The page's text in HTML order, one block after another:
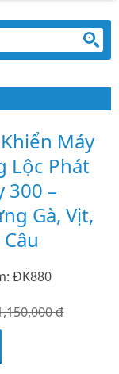
Máy
Lộc Phát
300 –
Gà, Vịt,
ĐK880
đ